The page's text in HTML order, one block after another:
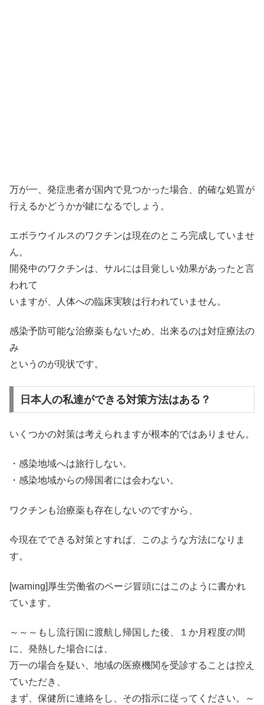
万が一、発症患者が国内で見つかった場合、的確な処置が
行えるかどうかが鍵になるでしょう。
エボラウイルスのワクチンは現在のところ完成していませ
ん。
開発中のワクチンは、サルには目覚しい効果があったと言
われて
いますが、人体への臨床実験は行われていません。
感染予防可能な治療薬もないため、出来るのは対症療法の
み
というのが現状です。
日本人の私達ができる対策方法はある？
いくつかの対策は考えられますが根本的ではありません。
・感染地域へは旅行しない。
・感染地域からの帰国者には会わない。
ワクチンも治療薬も存在しないのですから、
今現在でできる対策とすれば、このような方法になりま
す。
[warning]厚生労働省のページ冒頭にはこのように書かれ
ています。
～～～もし流行国に渡航し帰国した後、１か月程度の間
に、発熱した場合には、
万一の場合を疑い、地域の医療機関を受診することは控え
ていただき、
まず、保健所に連絡をし、その指示に従ってください。～